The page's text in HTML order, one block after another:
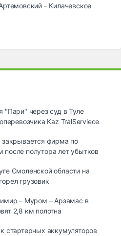
– Килачевское
"Пари" через суд в Туле
Kaz TralServiece
закрывается фирма по
после полутора лет убытков
Смоленской области на
грузовик
– Муром – Арзамас в
2,8 км полотна
стартерных аккумуляторов